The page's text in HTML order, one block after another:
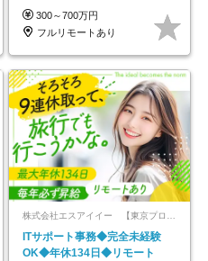
★年休最大130日★
300～700万円
フルリモートあり
株式会社エスアイイー 【東京プロマーケット上場】
ITサポート事務◆完全未経験
OK◆年休134日◆リモート